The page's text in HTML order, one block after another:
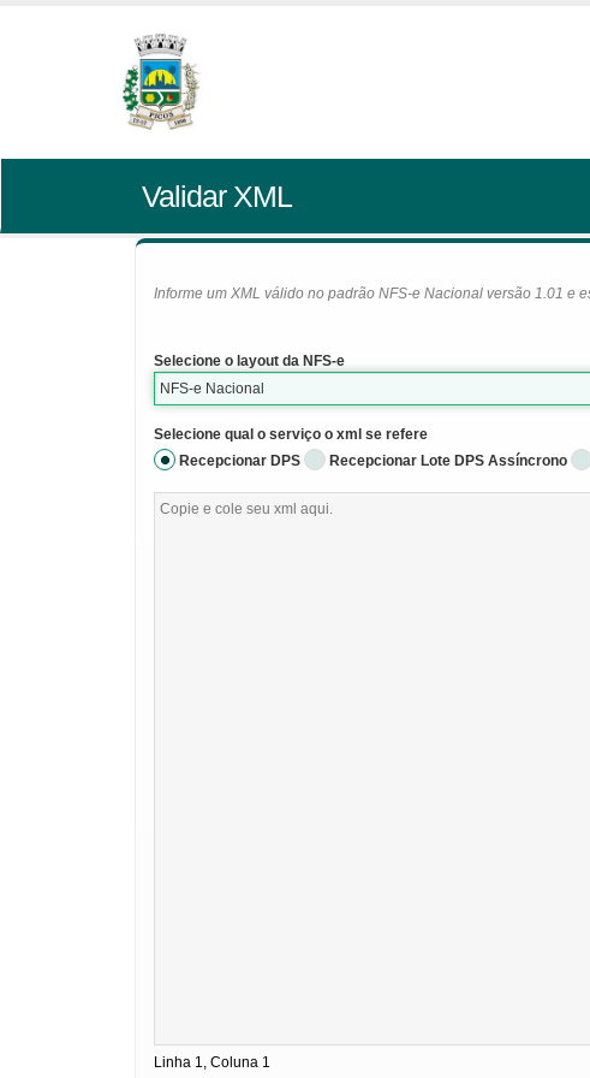
Validar XML
Informe um XML válido no padrão NFS-e Nacional versão 1.01 e
Selecione o layout da NFS-e
NFS-e Nacional
Selecione qual o serviço o xml se refere
Recepcionar DPS
Recepcionar Lote DPS Assíncrono
Linha 1, Coluna 1